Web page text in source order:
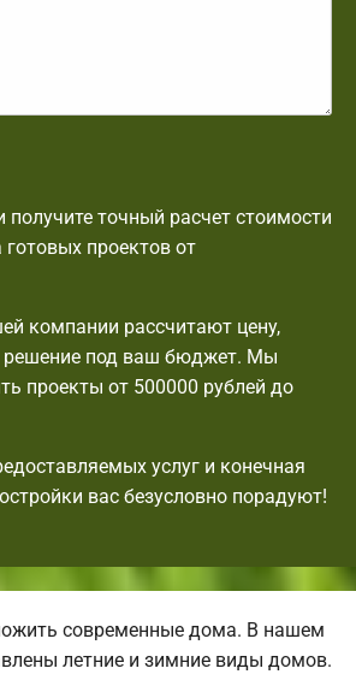
точный расчет стоимости
проектов от
компании рассчитают цену,
решение под ваш бюджет. Мы
проекты от 500000 рублей до
услуг и конечная
вас безусловно порадуют!
современные дома. В нашем
летние и зимние виды домов.